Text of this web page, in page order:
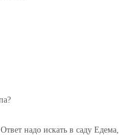
надо искать в саду Едема,